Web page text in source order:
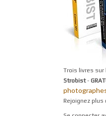
Trois livres
Strobist-
Rejoignez plus